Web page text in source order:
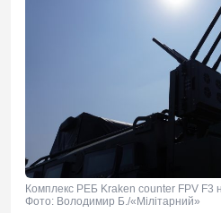
Комплекс РЕБ Kraken counter FPV F3
Фото: Володимир Б./«Мілітарний»